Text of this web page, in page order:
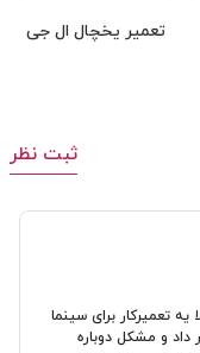
تعمیر یخچال ال جی
ثبت نظر
تعمیرکار برای سینما
داد و مشکل دوباره